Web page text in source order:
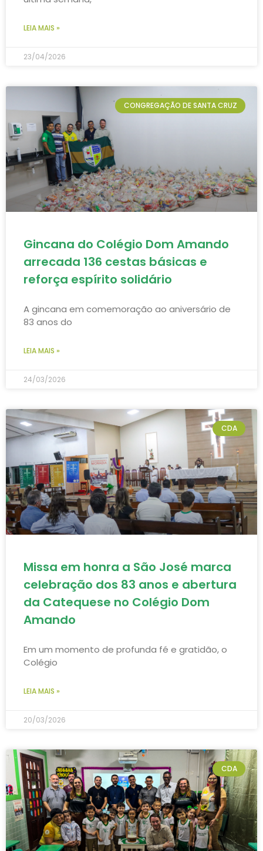
LEIA MAIS »
23/04/2026
CONGREGAÇÃO DE SANTA CRUZ
Gincana do Colégio Dom Amando
arrecada 136 cestas básicas e
reforça espírito solidário
A gincana em comemoração ao aniversário de
83 anos do
LEIA MAIS »
24/03/2026
CDA
Missa em honra a São José marca
celebração dos 83 anos e abertura
da Catequese no Colégio Dom
Amando
Em um momento de profunda fé e gratidão, o
Colégio
LEIA MAIS »
20/03/2026
CDA